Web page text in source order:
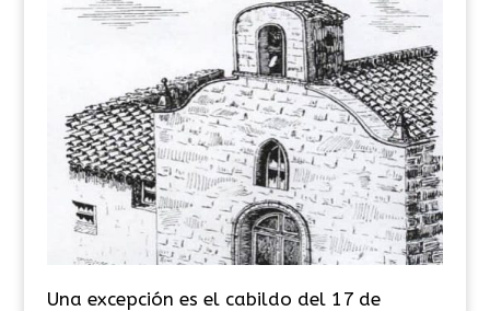
Una excepción es el cabildo del 17 de